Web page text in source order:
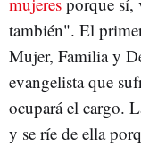
también". El
Mujer, Familia y
evangelista que
ocupará el cargo.
y se ríe de ella